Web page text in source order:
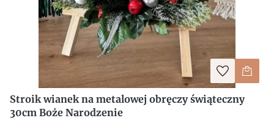
Stroik wianek na metalowej obręczy świąteczny
30cm Boże Narodzenie